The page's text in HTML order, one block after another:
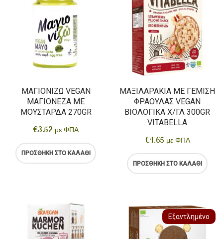
ΜΑΓΙΟΝΙΖΏ VEGAN
ΜΑΓΙΟΝΈΖΑ ΜΕ
ΜΟΥΣΤΆΡΔΑ 270GR
€3.52 με ΦΠΑ
ΠΡΟΣΘΉΚΗ ΣΤΟ ΚΑΛΆΘΙ
ΜΑΞΙΛΑΡΆΚΙΑ ΜΕ ΓΈΜΙΣΗ
ΦΡΆΟΥΛΑΣ VEGAN
ΒΙΟΛΟΓΙΚΑ Χ/ΓΛ 300GR
VITABELLA
€4.65 με ΦΠΑ
ΠΡΟΣΘΉΚΗ ΣΤΟ ΚΑΛΆΘΙ
Εξαντλημένο